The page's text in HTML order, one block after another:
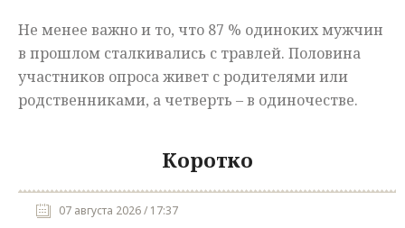
Не менее важно и то, что 87 % одиноких мужчин
в прошлом сталкивались с травлей. Половина
участников опроса живет с родителями или
родственниками, а четверть – в одиночестве.
Коротко
07 августа 2026 / 17:37